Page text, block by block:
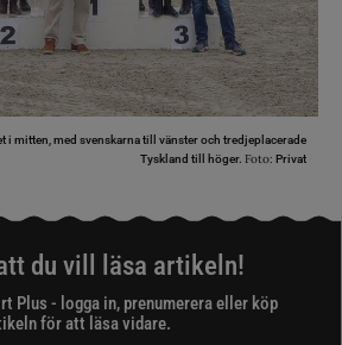
i mitten, med svenskarna till vänster och tredjeplacerade
Tyskland till höger. Foto: Privat
du vill läsa artikeln!
Plus - logga in, prenumerera eller köp
för att läsa vidare.